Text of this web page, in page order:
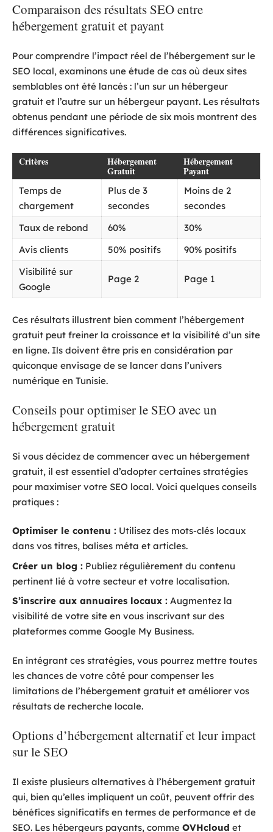
Comparaison des résultats SEO entre
hébergement gratuit et payant
Pour comprendre l’impact réel de l’hébergement sur le
SEO local, examinons une étude de cas où deux sites
semblables ont été lancés : l’un sur un hébergeur
gratuit et l’autre sur un hébergeur payant. Les résultats
obtenus pendant une période de six mois montrent des
différences significatives.
Critères Hébergement
Gratuit
Hébergement
Payant
Temps de
chargement
Plus de 3
secondes
Moins de 2
secondes
Taux de rebond
60%
30%
Avis clients
50% positifs
90% positifs
Visibilité sur
Google
Page 2 Page 1
Ces résultats illustrent bien comment l’hébergement
gratuit peut freiner la croissance et la visibilité d’un site
en ligne. Ils doivent être pris en considération par
quiconque envisage de se lancer dans l’univers
numérique en Tunisie.
Conseils pour optimiser le SEO avec un
hébergement gratuit
Si vous décidez de commencer avec un hébergement
gratuit, il est essentiel d’adopter certaines stratégies
pour maximiser votre SEO local. Voici quelques conseils
pratiques :
Optimiser le contenu : Utilisez des mots-clés locaux
dans vos titres, balises méta et articles.
Créer un blog : Publiez régulièrement du contenu
pertinent lié à votre secteur et votre localisation.
S’inscrire aux annuaires locaux : Augmentez la
visibilité de votre site en vous inscrivant sur des
plateformes comme Google My Business.
En intégrant ces stratégies, vous pourrez mettre toutes
les chances de votre côté pour compenser les
limitations de l’hébergement gratuit et améliorer vos
résultats de recherche locale.
Options d’hébergement alternatif et leur impact
sur le SEO
Il existe plusieurs alternatives à l’hébergement gratuit
qui, bien qu’elles impliquent un coût, peuvent offrir des
bénéfices significatifs en termes de performance et de
SEO. Les hébergeurs payants, comme OVHcloud et